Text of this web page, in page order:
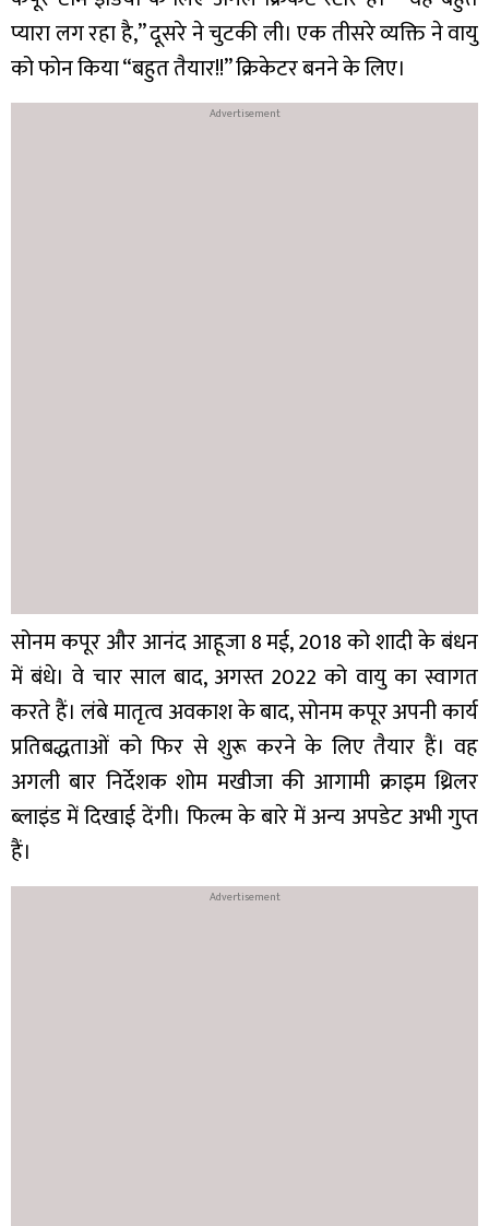
प्यारा लग रहा है,” दूसरे ने चुटकी ली। एक तीसरे व्यक्ति ने वायु
को फोन किया “बहुत तैयार!!” क्रिकेटर बनने के लिए।
सोनम कपूर और आनंद आहूजा 8 मई, 2018 को शादी के बंधन
में बंधे। वे चार साल बाद, अगस्त 2022 को वायु का स्वागत
करते हैं। लंबे मातृत्व अवकाश के बाद, सोनम कपूर अपनी कार्य
प्रतिबद्धताओं को फिर से शुरू करने के लिए तैयार हैं। वह
अगली बार निर्देशक शोम मखीजा की आगामी क्राइम थ्रिलर
ब्लाइंड में दिखाई देंगी। फिल्म के बारे में अन्य अपडेट अभी गुप्त
हैं।